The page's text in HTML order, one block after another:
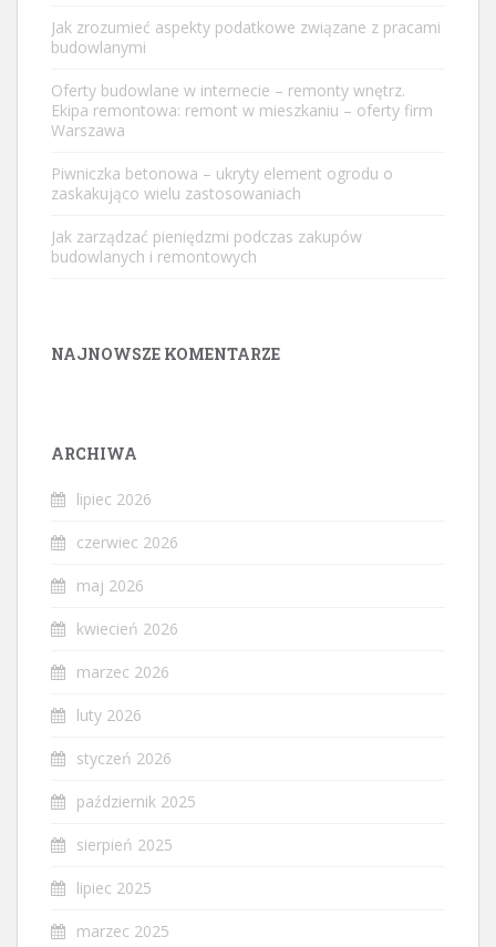
Jak zrozumieć aspekty podatkowe związane z pracami
budowlanymi
Oferty budowlane w internecie – remonty wnętrz.
Ekipa remontowa: remont w mieszkaniu – oferty firm
Warszawa
Piwniczka betonowa – ukryty element ogrodu o
zaskakująco wielu zastosowaniach
Jak zarządzać pieniędzmi podczas zakupów
budowlanych i remontowych
NAJNOWSZE KOMENTARZE
ARCHIWA
lipiec 2026
czerwiec 2026
maj 2026
kwiecień 2026
marzec 2026
luty 2026
styczeń 2026
październik 2025
sierpień 2025
lipiec 2025
marzec 2025